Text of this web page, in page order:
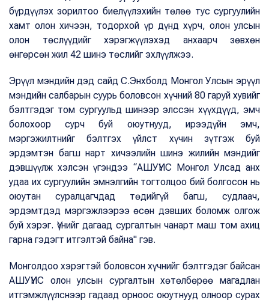
бүрдүүлэх зорилтоо биелүүлэхийн төлөө тус сургуулийн
хамт олон хичээн, тодорхой үр дүнд хүрч, олон улсын
олон төслүүдийг хэрэгжүүлэхэд анхаарч зөвхөн
өнгөрсөн жил 42 шинэ төслийг эхлүүлжээ.
Эрүүл мэндийн дэд сайд С.Энхболд Монгол Улсын эрүүл
мэндийн салбарын суурь боловсон хүчний 80 гаруй хувийг
бэлтгэдэг том сургуульд шинээр элссэн хүүхдүүд, эмч
болохоор сурч буй оюутнууд, ирээдүйн эмч,
мэргэжилтнийг бэлтгэх үйлст хүчин зүтгэж буй
эрдэмтэн багш нарт хичээлийн шинэ жилийн мэндийг
дэвшүүлж хэлсэн үгэндээ “АШУҮИС Монгол Улсад анх
удаа их сургуулийн эмнэлгийн тогтолцоо бий болгосон нь
оюутан суралцагчдад төдийгүй багш, судлаач,
эрдэмтдэд мэргэжлээрээ өсөн дэвших боломж олгож
буй хэрэг. Үүнийг дагаад сургалтын чанарт маш том ахиц
гарна гэдэгт итгэлтэй байна" гэв.
Монголдоо хэрэгтэй боловсон хүчнийг бэлтгэдэг байсан
АШУҮИС олон улсын сургалтын хөтөлбөрөө магадлан
итгэмжлүүлснээр гадаад орноос оюутнууд олноор сурах